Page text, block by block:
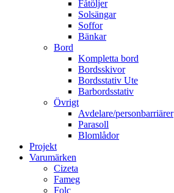
Fåtöljer
Solsängar
Soffor
Bänkar
Bord
Kompletta bord
Bordsskivor
Bordsstativ Ute
Barbordsstativ
Övrigt
Avdelare/personbarriärer
Parasoll
Blomlådor
Projekt
Varumärken
Cizeta
Fameg
Folc